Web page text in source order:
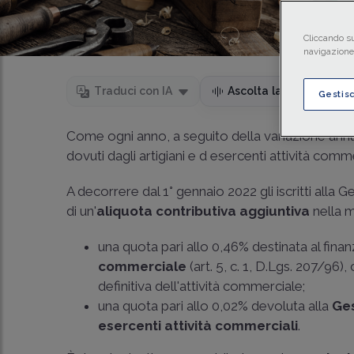
Traduci con IA Ascolta la news
Come ogni anno, a seguito della variazione
dovuti dagli artigiani e d esercenti attività
A decorrere dal 1° gennaio 2022 gli iscritti alla
di un'aliquota contributiva aggiuntiva nella
una quota pari allo 0,46% destinata al
commerciale (art. 5, c. 1, D.Lgs. 207/96),
definitiva dell'attività commerciale;
una quota pari allo 0,02% devoluta alla
esercenti attività commerciali.
Cliccando